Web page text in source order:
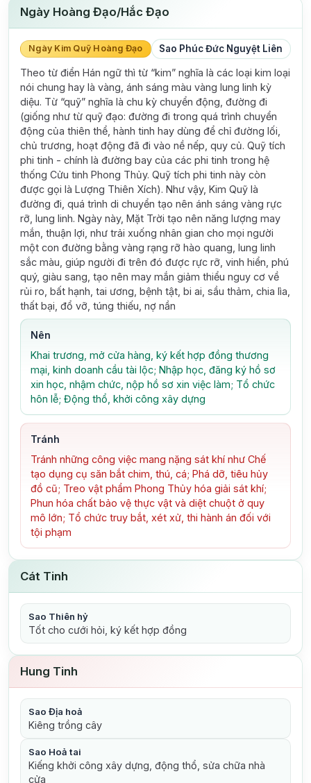
Ngày Hoàng Đạo/Hắc Đạo
Ngày Kim Quỹ Hoàng Đạo Sao Phúc Đức Nguyệt Liên
Theo từ điển Hán ngữ thì từ “kim” nghĩa là các loại kim loại
nói chung hay là vàng, ánh sáng màu vàng lung linh kỳ
diệu. Từ “quỹ” nghĩa là chu kỳ chuyển động, đường đi
(giống như từ quỹ đạo: đường đi trong quá trình chuyển
động của thiên thể, hành tinh hay dùng để chỉ đường lối,
chủ trương, hoạt động đã đi vào nề nếp, quy củ. Quỹ tích
phi tinh - chính là đường bay của các phi tinh trong hệ
thống Cửu tinh Phong Thủy. Quỹ tích phi tinh này còn
được gọi là Lượng Thiên Xích). Như vậy, Kim Quỹ là
đường đi, quá trình di chuyển tạo nên ánh sáng vàng rực
rỡ, lung linh. Ngày này, Mặt Trời tạo nên năng lượng may
mắn, thuận lợi, như trải xuống nhân gian cho mọi người
một con đường bằng vàng rạng rỡ hào quang, lung linh
sắc màu, giúp người đi trên đó được rực rỡ, vinh hiển, phú
quý, giàu sang, tạo nên may mắn giảm thiểu nguy cơ về
rủi ro, bất hạnh, tai ương, bệnh tật, bi ai, sầu thảm, chia lìa,
thất bại, đổ vỡ, túng thiếu, nợ nần
Nên
Khai trương, mở cửa hàng, ký kết hợp đồng thương
mại, kinh doanh cầu tài lộc; Nhập học, đăng ký hồ sơ
xin học, nhậm chức, nộp hồ sơ xin việc làm; Tổ chức
hôn lễ; Động thổ, khởi công xây dựng
Tránh
Tránh những công việc mang nặng sát khí như Chế
tạo dụng cụ săn bắt chim, thú, cá; Phá dỡ, tiêu hủy
đồ cũ; Treo vật phẩm Phong Thủy hóa giải sát khí;
Phun hóa chất bảo vệ thực vật và diệt chuột ở quy
mô lớn; Tổ chức truy bắt, xét xử, thi hành án đối với
tội phạm
Cát Tinh
Sao Thiên hỷ
Tốt cho cưới hỏi, ký kết hợp đồng
Hung Tinh
Sao Địa hoả
Kiêng trồng cây
Sao Hoả tai
Kiếng khởi công xây dựng, động thổ, sửa chữa nhà
cửa